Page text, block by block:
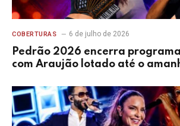
COBERTURAS 6 de julho de 2026
Pedrão 2026 encerra
com Araujão lotado até o